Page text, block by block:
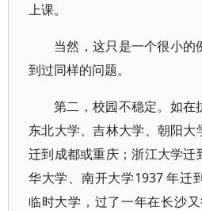
上课。
当然，这只是一个很小的
到过同样的问题。
第二，校园不稳定。如在
东北大学、吉林大学、朝阳大
迁到成都或重庆；浙江大学迁
华大学、南开大学1937 年迁
临时大学，过了一年在长沙